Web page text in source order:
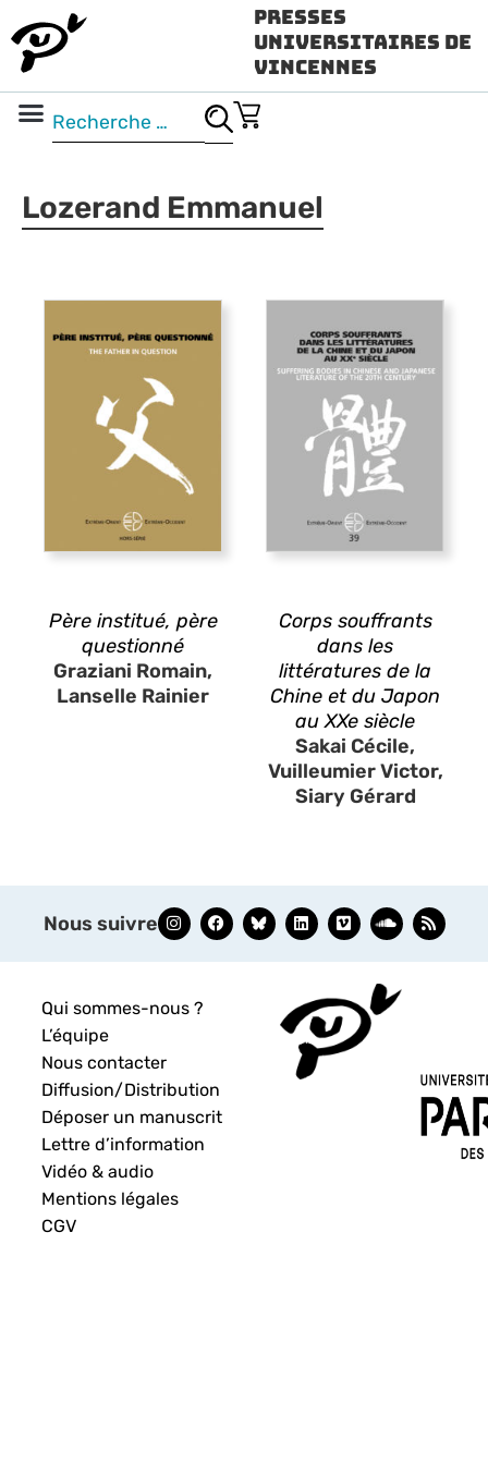
Presses
Universitaires de
Vincennes
Lozerand Emmanuel
Père institué, père
questionné
Graziani Romain,
Lanselle Rainier
Corps souffrants
dans les
littératures de la
Chine et du Japon
au XXe siècle
Sakai Cécile,
Vuilleumier Victor,
Siary Gérard
Nous suivre
Qui sommes-nous ?
L’équipe
Nous contacter
Diffusion/Distribution
Déposer un manuscrit
Lettre d’information
Vidéo & audio
Mentions légales
CGV